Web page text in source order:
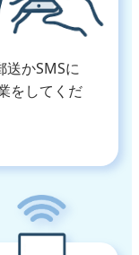
送かSMSに
をしてくだ